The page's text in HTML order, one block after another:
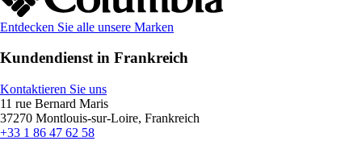
Entdecken Sie alle unsere Marken
Kundendienst in Frankreich
Kontaktieren Sie uns
11 rue Bernard Maris
37270 Montlouis-sur-Loire, Frankreich
+33 1 86 47 62 58